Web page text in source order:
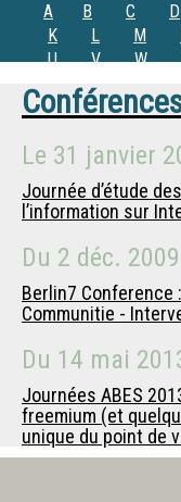
A B C D
K
L M
U
V W
Le 31 janvier
Journée d’étude
l’information sur
Du 2 déc. 2009
Berlin7 Conference
Communitie -
Du 14 mai
Journées ABES
freemium (et
unique du point de